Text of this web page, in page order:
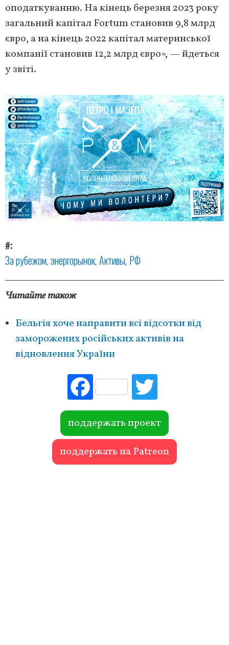
оподаткуванню. На кінець березня 2023 року
загальний капітал Fortum становив 9,8 млрд
євро, а на кінець 2022 капітал материнської
компанії становив 12,2 млрд євро», — йдеться
у звіті.
#
За рубежом энергорынок Активы РФ
Читайте також
Бельгія хоче направити всі відсотки від
заморожених російських активів на
відновлення України
Fac
ebo
ok r
поддержать проект
поддержать на Patreon